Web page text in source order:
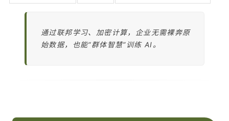
通过联邦学习、加密计算，企业无需裸奔原
始数据，也能“群体智慧”训练 AI。